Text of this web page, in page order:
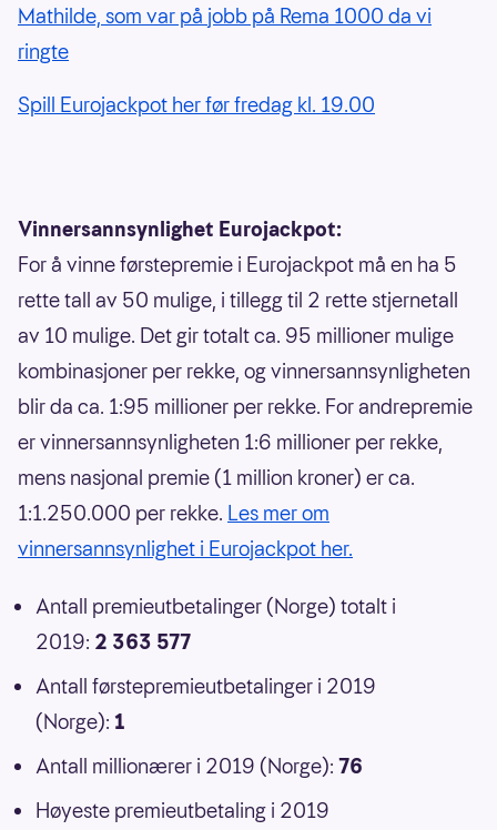
Mathilde, som var på jobb på Rema 1000 da vi
ringte
Spill Eurojackpot her før fredag kl. 19.00
Vinnersannsynlighet Eurojackpot:
For å vinne førstepremie i Eurojackpot må en ha 5
rette tall av 50 mulige, i tillegg til 2 rette stjernetall
av 10 mulige. Det gir totalt ca. 95 millioner mulige
kombinasjoner per rekke, og vinnersannsynligheten
blir da ca. 1:95 millioner per rekke. For andrepremie
er vinnersannsynligheten 1:6 millioner per rekke,
mens nasjonal premie (1 million kroner) er ca.
1:1.250.000 per rekke. Les mer om
vinnersannsynlighet i Eurojackpot her.
Antall premieutbetalinger (Norge) totalt i
2019: 2 363 577
Antall førstepremieutbetalinger i 2019
(Norge): 1
Antall millionærer i 2019 (Norge): 76
Høyeste premieutbetaling i 2019